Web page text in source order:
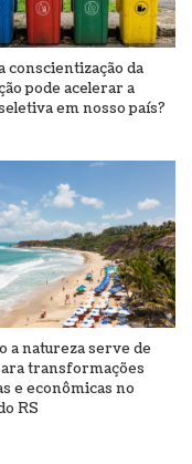
conscientização da
pode acelerar a
em nosso país?
a natureza serve de
transformações
e econômicas no
RS